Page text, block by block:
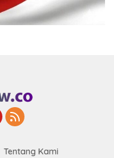
Tentang Kami